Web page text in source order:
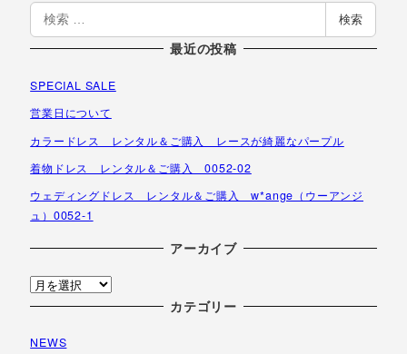
検
索
検索
最近の投稿
SPECIAL SALE
営業日について
カラードレス レンタル＆ご購入 レースが綺麗なパープル
着物ドレス レンタル＆ご購入 0052-02
ウェディングドレス レンタル＆ご購入 w*ange（ウーアンジ
ュ）0052-1
アーカイブ
ア
ー
イ
カテゴリー
NEWS